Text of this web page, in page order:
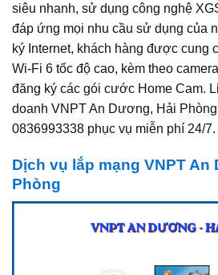
siêu nhanh, sử dụng công nghệ
đáp ứng mọi nhu cầu sử dụng của
ký Internet, khách hàng được cung
Wi-Fi 6 tốc độ cao, kèm theo
đăng ký các gói cước Home Cam.
doanh VNPT An Dương, Hải
0836993338 phục vụ miễn phí 24/7.
Dịch vụ lắp mạng VNPT An
Phòng